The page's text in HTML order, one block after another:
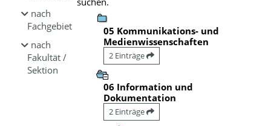
nach
Fachgebiet
nach
Fakultät /
Sektion
05 Kommunikations- und
Medienwissenschaften
2 Einträge
06 Information und
Dokumentation
2 Einträge